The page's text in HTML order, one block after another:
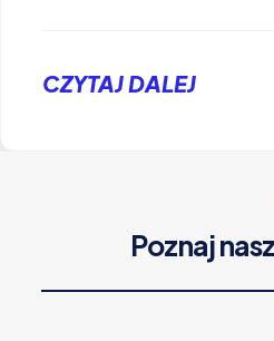
CZYTAJ DALEJ
Poznaj